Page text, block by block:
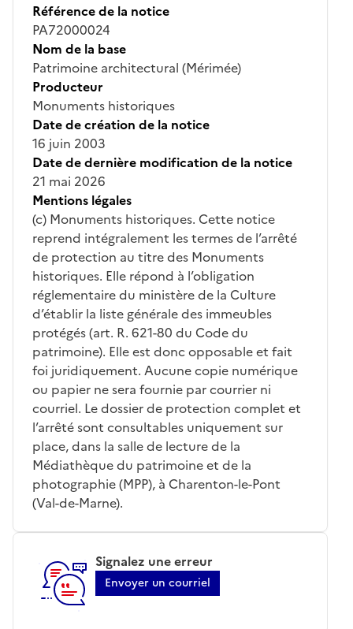
Référence de la notice
PA72000024
Nom de la base
Patrimoine architectural (Mérimée)
Producteur
Monuments historiques
Date de création de la notice
16 juin 2003
Date de dernière modification de la notice
21 mai 2026
Mentions légales
(c) Monuments historiques. Cette notice
reprend intégralement les termes de l’arrêté
de protection au titre des Monuments
historiques. Elle répond à l’obligation
réglementaire du ministère de la Culture
d’établir la liste générale des immeubles
protégés (art. R. 621-80 du Code du
patrimoine). Elle est donc opposable et fait
foi juridiquement. Aucune copie numérique
ou papier ne sera fournie par courrier ni
courriel. Le dossier de protection complet et
l’arrêté sont consultables uniquement sur
place, dans la salle de lecture de la
Médiathèque du patrimoine et de la
photographie (MPP), à Charenton-le-Pont
(Val-de-Marne).
Signalez une erreur
Envoyer un courriel